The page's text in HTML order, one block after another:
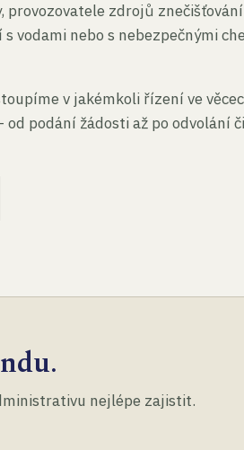
provozovatele zdrojů
vodami nebo s nebezpečnými
v jakémkoli řízení ve
podání žádosti až po odvolání
nejlépe zajistit.